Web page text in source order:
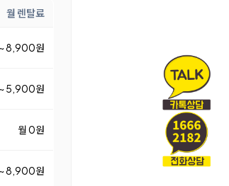
월 렌탈료
8,900원
5,900원
월 0원
8,900원